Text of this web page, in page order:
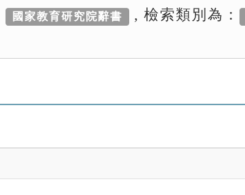
國家教育研究院辭書 , 檢索類別為：